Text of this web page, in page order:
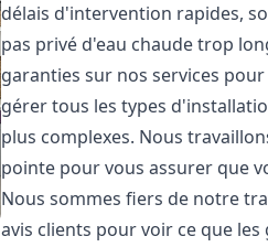
délais d'intervention rapides,
pas privé d'eau chaude trop
garanties sur nos services
gérer tous les types
plus complexes. Nous
pointe pour vous assurer que
Nous sommes fiers de notre
avis clients pour voir ce que